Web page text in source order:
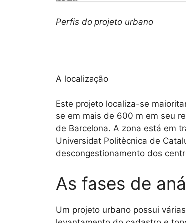
Perfis do projeto urbano
A localização
Este projeto localiza-se
se em mais de 600 m em seu
de Barcelona. A zona está em
Universidat Politècnica de
descongestionamento dos
As fases de
Um projeto urbano possui